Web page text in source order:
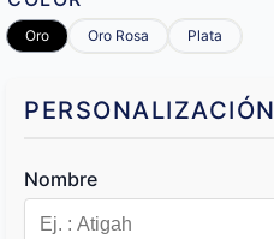
Oro Oro Rosa Plata
PERSONALIZACIÓN
Nombre